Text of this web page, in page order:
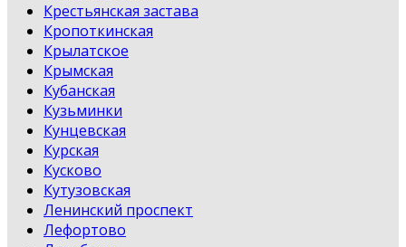
Крестьянская застава
Кропоткинская
Крылатское
Крымская
Кубанская
Кузьминки
Кунцевская
Курская
Кусково
Кутузовская
Ленинский проспект
Лефортово